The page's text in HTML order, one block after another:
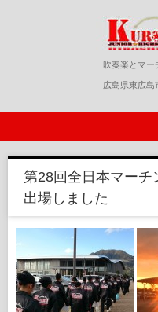
黒瀬中学校
吹奏楽とマー
広島県東広島
第28回全日本マーチ
出場しました